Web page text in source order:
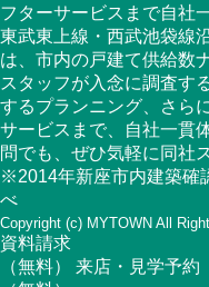
フターサービスまで自社
東武東上線・西武池袋線
は、市内の戸建て供給数
スタッフが入念に調査す
するプランニング、さら
サービスまで、自社一貫
問でも、ぜひ気軽に同社
※2014年新座市内建築確
べ
Copyright (c) MYTOWN All
資料請求
（無料）
来店・見学予約